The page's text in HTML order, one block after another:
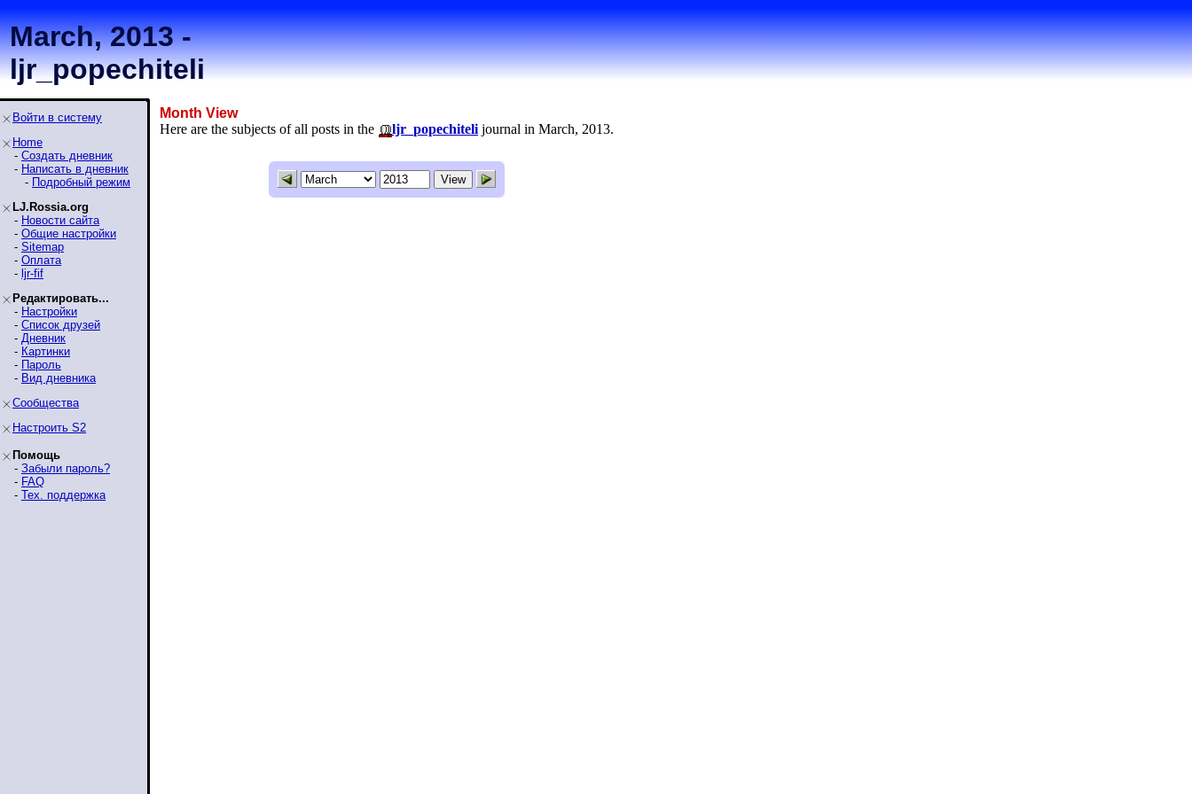
March, 2013 -
ljr_popechiteli
Войти в систему
Home
- Создать дневник
- Написать в дневник
- Подробный режим
LJ.Rossia.org
- Новости сайта
- Общие настройки
- Sitemap
- Оплата
- ljr-fif
Редактировать...
- Настройки
- Список друзей
- Дневник
- Картинки
- Пароль
- Вид дневника
Сообщества
Настроить S2
Помощь
- Забыли пароль?
- FAQ
- Тех. поддержка
Month View
Here are the subjects of all posts in the
ljr_popechiteli journal in March, 2013.